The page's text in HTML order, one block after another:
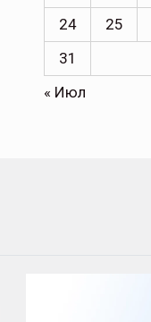
24
25
31
« Июл